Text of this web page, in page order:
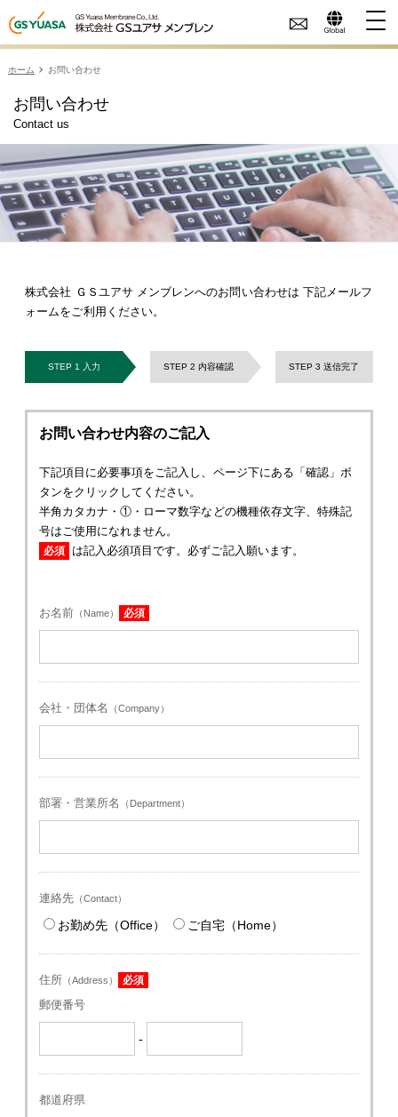
ホーム お問い合わせ
お問い合わせ
Contact us
株式会社 ＧＳユアサ メンブレンへのお問い合わせは 下記メールフ
ォームをご利用ください。
STEP 1 入力 STEP 2 内容確認 STEP 3 送信完了
お問い合わせ内容のご記入
下記項目に必要事項をご記入し、ページ下にある「確認」ボ
タンをクリックしてください。
半角カタカナ・①・ローマ数字などの機種依存文字、特殊記
号はご使用になれません。
必須 は記入必須項目です。必ずご記入願います。
お名前（Name） 必須
会社・団体名 （Company）
部署・営業所名 （Department）
連絡先（Contact）
お勤め先（Office） ご自宅（Home）
住所（Address） 必須
郵便番号
-
都道府県